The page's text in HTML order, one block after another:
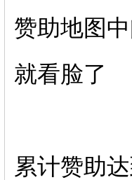
赞助地图
就看脸了
累计赞助